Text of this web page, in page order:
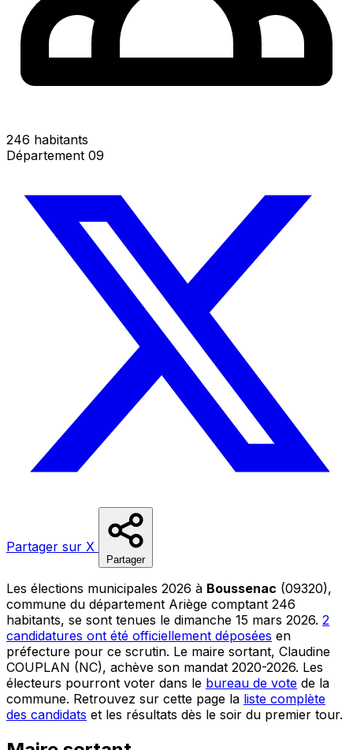
246 habitants
Département 09
Partager sur X
Partager
Les élections municipales 2026 à Boussenac (09320),
commune du département Ariège comptant 246
habitants, se sont tenues le dimanche 15 mars 2026. 2
candidatures ont été officiellement déposées en
préfecture pour ce scrutin. Le maire sortant, Claudine
COUPLAN (NC), achève son mandat 2020-2026. Les
électeurs pourront voter dans le bureau de vote de la
commune. Retrouvez sur cette page la liste complète
des candidats et les résultats dès le soir du premier tour.